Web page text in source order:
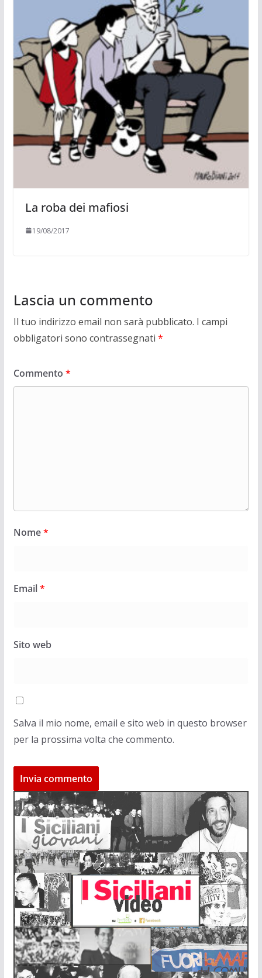
La roba dei mafiosi
19/08/2017
Lascia un commento
Il tuo indirizzo email non sarà pubblicato. I campi
obbligatori sono contrassegnati *
Commento *
Nome*
Email*
Sito web
Salva il mio nome, email e sito web in questo browser
per la prossima volta che commento.